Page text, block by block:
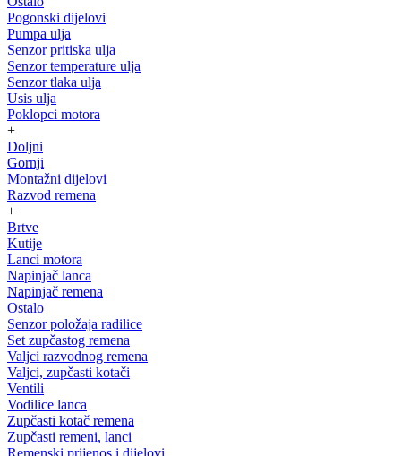
Pogonski dijelovi
Pumpa ulja
Senzor pritiska ulja
Senzor temperature ulja
Senzor tlaka ulja
Usis ulja
Poklopci motora
+
Doljni
Gornji
Montažni dijelovi
Razvod remena
+
Brtve
Kutije
Lanci motora
Napinjač lanca
Napinjač remena
Ostalo
Senzor položaja radilice
Set zupčastog remena
Valjci razvodnog remena
Valjci, zupčasti kotači
Ventili
Vodilice lanca
Zupčasti kotač remena
Zupčasti remeni, lanci
Remenski prijenos i dijelovi